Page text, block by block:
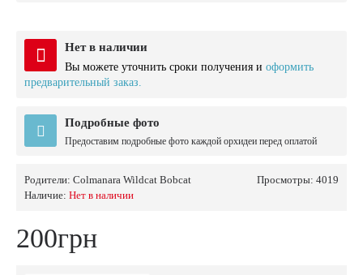
Нет в наличии
Вы можете уточнить сроки получения и оформить
предварительный заказ.
Подробные фото
Предоставим подробные фото каждой орхидеи перед оплатой
Просмотры: 4019
Родители: Colmanara Wildcat Bobcat
Наличие: Нет в наличии
200грн